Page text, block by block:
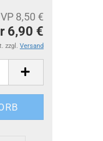
8,50 €
6,90 €
zzgl. Versand